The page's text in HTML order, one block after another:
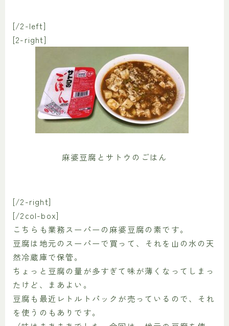
[/2-left]
[2-right]
麻婆豆腐とサトウのごはん
[/2-right]
[/2col-box]
こちらも業務スーパーの麻婆豆腐の素です。
豆腐は地元のスーパーで買って、それを山の水の天
然冷蔵庫で保管。
ちょっと豆腐の量が多すぎて味が薄くなってしまっ
たけど、まあよい。
豆腐も最近レトルトパックが売っているので、それ
を使うのもありです。